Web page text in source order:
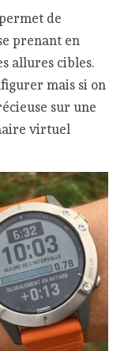
de
prenant en
allures cibles.
mais si on
sur une
virtuel